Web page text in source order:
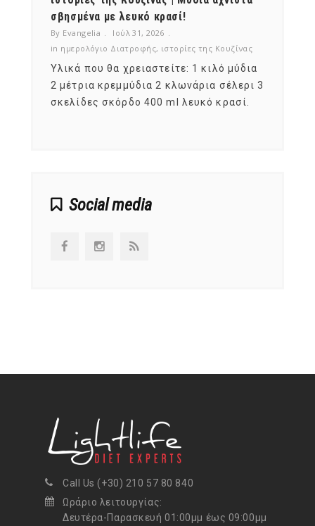
σβησμένα με λευκό κρασί!
By Evangelia
Ιούλ 31, 2026
in ημερολόγιο Διατροφής, ιστορίες της Κουζίνας
Υλικά που θα χρειαστείτε: 1 κιλό μύδια
2 μέτρια κρεμμύδια 2 κλωνάρια σέλερι 3
σκελίδες σκόρδο 400 ml λευκό κρασί.
Social media
Call Us (+30) 210 57 80 840
Ωράριο λειτουργίας:
Δευτέρα-Παρασκευή 01:00μμ έως 09:00μμ